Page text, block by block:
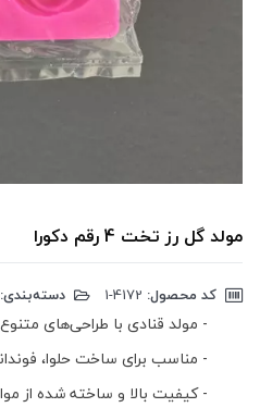
مولد گل رز تخت 4 رقم دکورا
کد محصول: دسته‌بندی:
- مولد قنادی با طراحی‌های
- مناسب برای ساخت حلوا،
- کیفیت بالا و ساخته شده از